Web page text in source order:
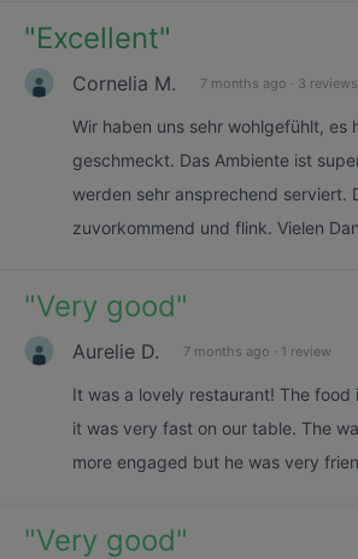
"Excellent"
Cornelia M. 7 months ago · 3 reviews
Wir haben uns sehr wohlgefühlt, es
geschmeckt. Das Ambiente ist
werden sehr ansprechend serviert.
zuvorkommend und flink. Vielen
"Very good"
Aurelie D. 7 months ago · 1 review
It was a lovely restaurant! The food
it was very fast on our table. The
more engaged but he was very
"Very good"